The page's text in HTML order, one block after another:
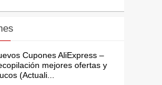
Cupones AliExpress –
mejores ofertas y
(Actuali...